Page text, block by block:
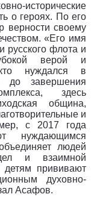
исторические
о героях. По его
верности своему
«Его имя
флота и
верой и
нуждался в
до завершения
здесь
община,
и
с 2017 года
нуждающимся
людей
и взаимной
прививают
духовно-
Асафов.